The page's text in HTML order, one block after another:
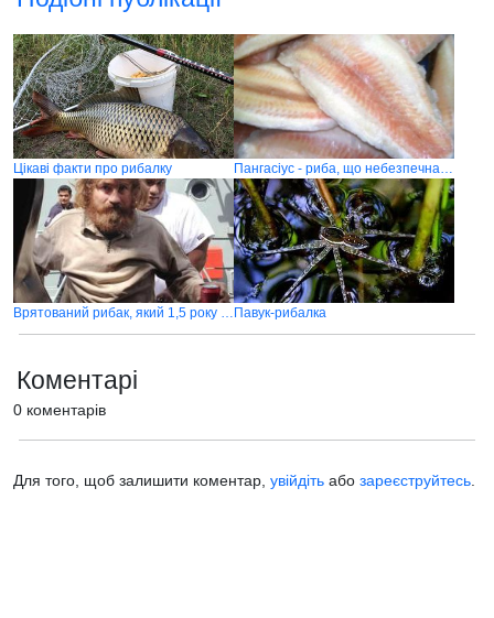
Цікаві факти про рибалку Пангасіус - риба, що небезпечна для вашого здоров'я
Врятований рибак, який 1,5 року дрейфував на човні в Тихому океані Павук-рибалка
Коментарі
0 коментарів
Для того, щоб залишити коментар, увійдіть або зареєструйтесь.